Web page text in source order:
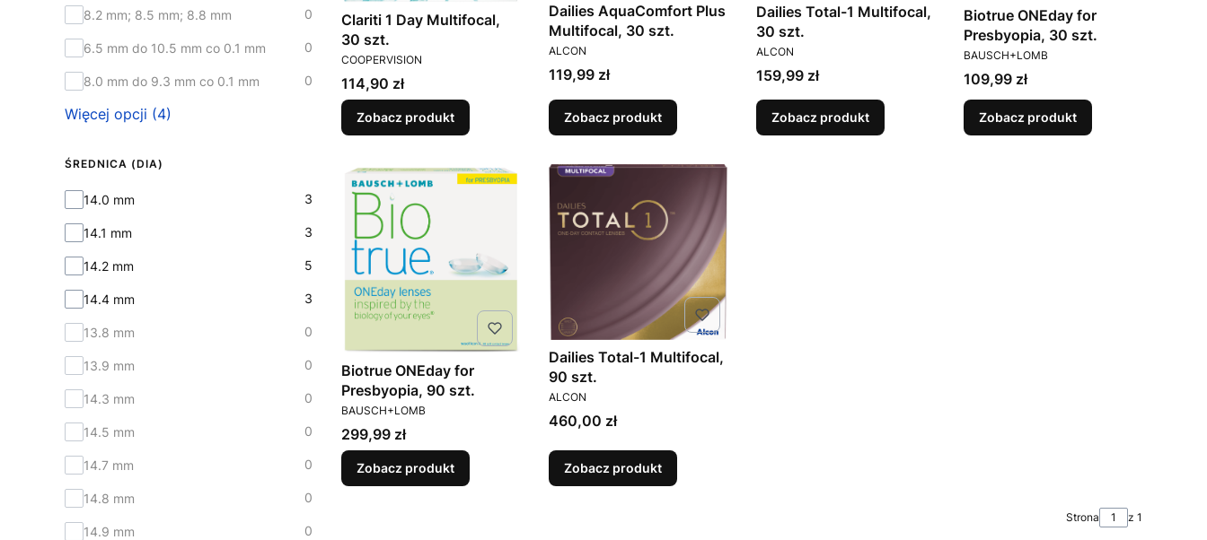
8.2 mm; 8.5 mm; 8.8 mm 0
6.5 mm do 10.5 mm co 0.1 mm 0
8.0 mm do 9.3 mm co 0.1 mm 0
Więcej opcji (4)
ŚREDNICA (DIA)
Średnica (DIA)
14.0 mm 3
14.1 mm 3
14.2 mm 5
14.4 mm 3
13.8 mm 0
13.9 mm 0
14.3 mm 0
14.5 mm 0
14.7 mm 0
14.8 mm 0
14.9 mm 0
Clariti 1 Day Multifocal,
30 szt.
PRODUCENT
COOPERVISION
Cena
114,90 zł
Zobacz produkt
Dailies AquaComfort Plus
Multifocal, 30 szt.
PRODUCENT
ALCON
Cena
119,99 zł
Zobacz produkt
Dailies Total-1 Multifocal,
30 szt.
PRODUCENT
ALCON
Cena
159,99 zł
Zobacz produkt
Biotrue ONEday for
Presbyopia, 30 szt.
PRODUCENT
BAUSCH+LOMB
Cena
109,99 zł
Zobacz produkt
Biotrue ONEday for
Presbyopia, 90 szt.
PRODUCENT
BAUSCH+LOMB
Cena
299,99 zł
Zobacz produkt
Dailies Total-1 Multifocal,
90 szt.
PRODUCENT
ALCON
Cena
460,00 zł
Zobacz produkt
Strona z 1